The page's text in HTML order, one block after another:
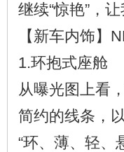
继续“惊艳”，
【新车内饰】
1.环抱式座舱
从曝光图上看
简约的线条，
“环、薄、轻、